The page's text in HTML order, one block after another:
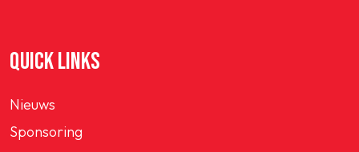
QUICK LINKS
Nieuws
Sponsoring